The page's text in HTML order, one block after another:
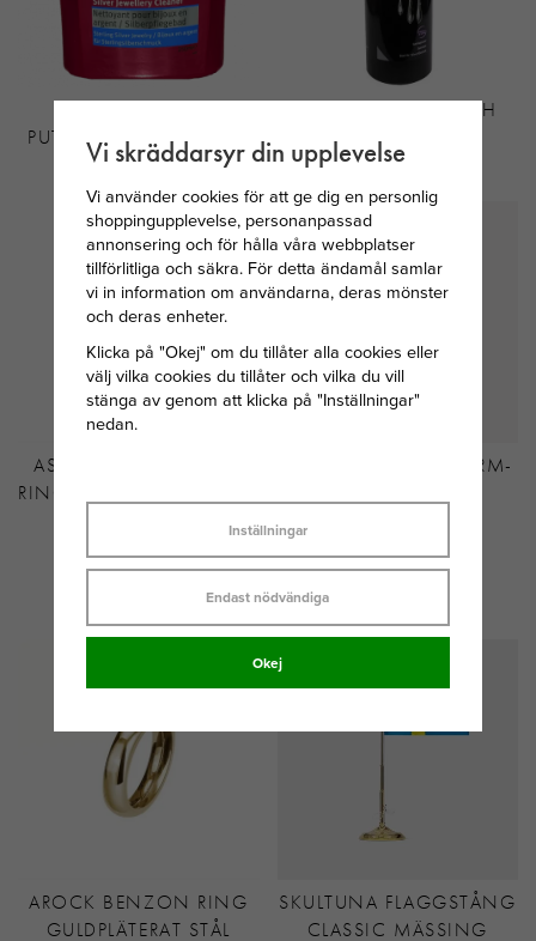
PUTSMEDEL - SILVER DIP
HAGERTY SILVERBATH
580MKL
ASTRID&AGNES ALINA
RING GULDPLÄTERAT STÅL
THOMAS SABO CHARM-
GULDPLÄTERAD
AROCK BENZON RING
GULDPLÄTERAT STÅL
SKULTUNA FLAGGSTÅNG
CLASSIC MÄSSING
Vi skräddarsyr din upplevelse
Vi använder cookies för att ge dig en personlig
shoppingupplevelse, personanpassad
annonsering och för hålla våra webbplatser
tillförlitliga och säkra. För detta ändamål samlar
vi in information om användarna, deras mönster
och deras enheter.
Klicka på "Okej" om du tillåter alla cookies eller
välj vilka cookies du tillåter och vilka du vill
stänga av genom att klicka på "Inställningar"
nedan.
Inställningar
Endast nödvändiga
Okej